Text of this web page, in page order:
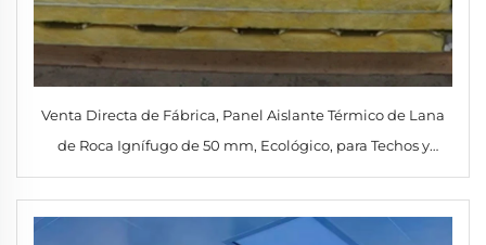
Venta Directa de Fábrica, Panel Aislante Térmico de Lana
de Roca Ignífugo de 50 mm, Ecológico, para Techos y
Paredes Exteriores de Cámaras Frigoríficas, Hoteles y
Talleres